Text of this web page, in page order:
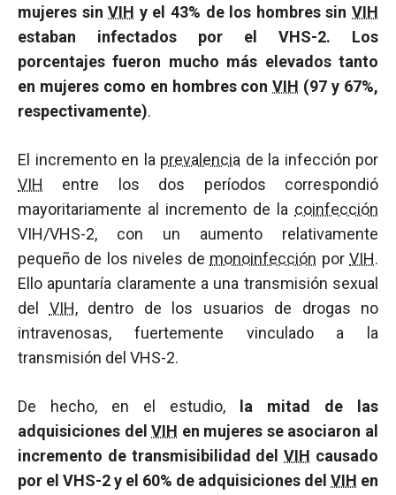
mujeres sinVIH y el 43% de los hombres sinVIH
estaban infectados por el VHS-2. Los
porcentajes fueron mucho más elevados tanto
en mujeres como en hombres conVIH (97 y 67%,
respectivamente).
El incremento en la prevalencia de la infección por
VIH entre los dos períodos correspondió
mayoritariamente al incremento de la coinfección
VIH/VHS-2, con un aumento relativamente
pequeño de los niveles de monoinfección porVIH.
Ello apuntaría claramente a una transmisión sexual
del VIH, dentro de los usuarios de drogas no
intravenosas, fuertemente vinculado a la
transmisión del VHS-2.
De hecho, en el estudio,
la mitad de las
adquisiciones delVIH en mujeres se asociaron al
incremento de transmisibilidad delVIH causado
por el VHS-2 y el 60% de adquisiciones del VIH en